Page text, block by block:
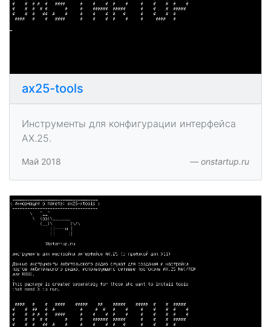
ax25-tools
Инструменты для конфигурации интерфейса
AX.25.
Май 2018 onstartup.ru